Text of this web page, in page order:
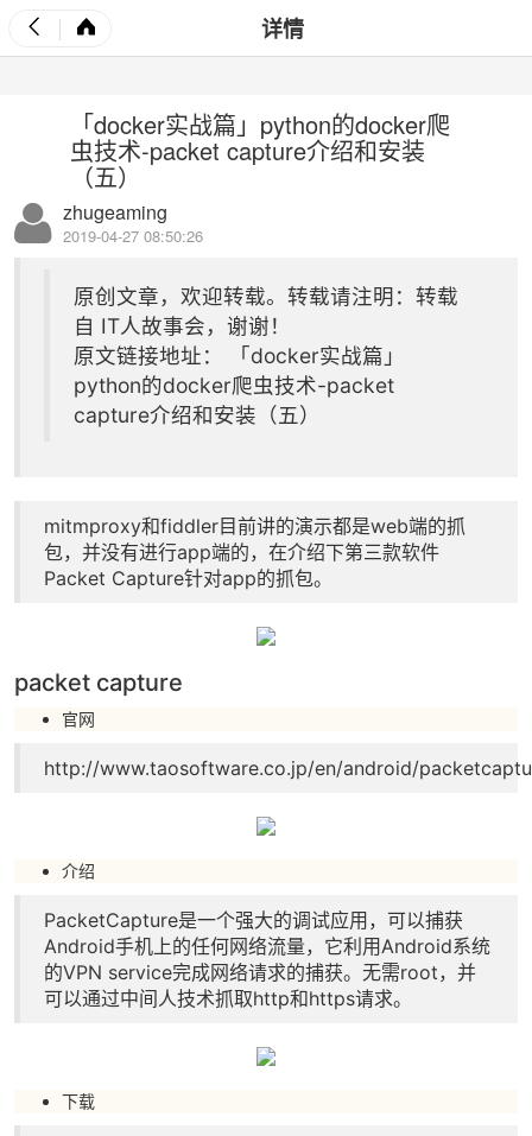
详情
「docker实战篇」python的docker爬
虫技术-packet capture介绍和安装
（五）
zhugeaming
2019-04-27 08:50:26
原创文章，欢迎转载。转载请注明：转载
自 IT人故事会，谢谢！
原文链接地址：
「docker实战篇」
python的docker爬虫技术-packet
capture介绍和安装（五）
mitmproxy和fiddler目前讲的演示都是web端的抓
包，并没有进行app端的，在介绍下第三款软件
Packet Capture针对app的抓包。
packet capture
官网
http://www.taosoftware.co.jp/en/android/
介绍
PacketCapture是一个强大的调试应用，可以捕获
Android手机上的任何网络流量，它利用Android系统
的VPN service完成网络请求的捕获。无需root，并
可以通过中间人技术抓取http和https请求。
下载